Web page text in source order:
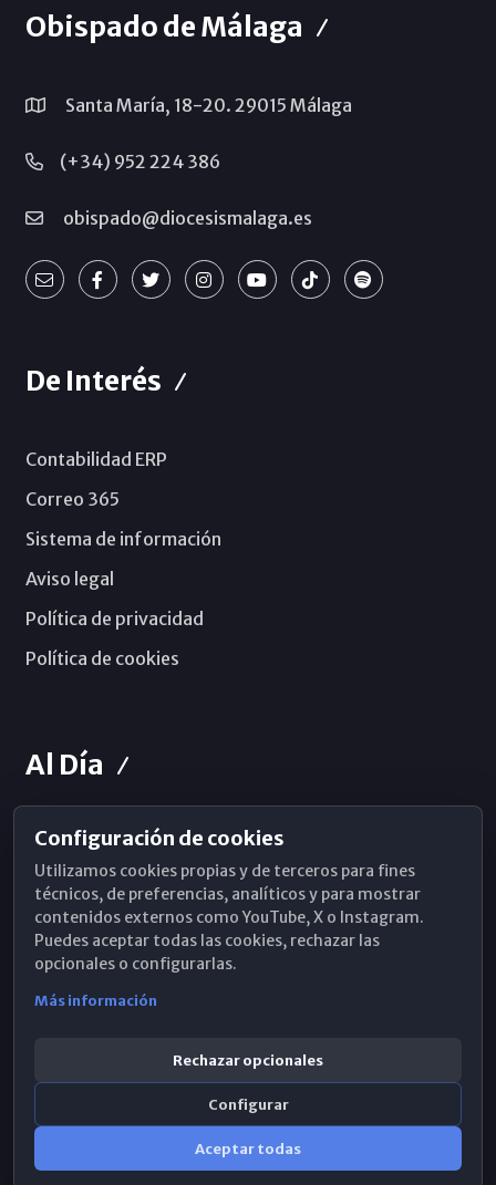
Obispado de Málaga
Santa María, 18-20. 29015 Málaga
(+34) 952 224 386
obispado@diocesismalaga.es
De Interés
Contabilidad ERP
Correo 365
Sistema de información
Aviso legal
Política de privacidad
Política de cookies
Al Día
Horarios de Misa
Hemeroteca
WhatsApp
Configuración de cookies
Utilizamos cookies propias y de terceros para fines
técnicos, de preferencias, analíticos y para mostrar
contenidos externos como YouTube, X o Instagram.
Puedes aceptar todas las cookies, rechazar las
opcionales o configurarlas.
Más información
Rechazar opcionales
Configurar
Aceptar todas